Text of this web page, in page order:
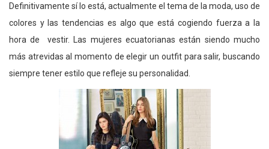
Definitivamente sí lo está, actualmente el tema de la moda, uso de
colores y las tendencias es algo que está cogiendo fuerza a la
hora de vestir. Las mujeres ecuatorianas están siendo mucho
más atrevidas al momento de elegir un outfit para salir, buscando
siempre tener estilo que refleje su personalidad.